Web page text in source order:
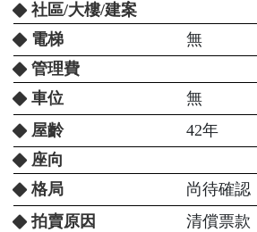
社區/大樓/建案
電梯
無
管理費
車位
無
屋齡
42年
座向
格局
尚待確認
拍賣原因
清償票款